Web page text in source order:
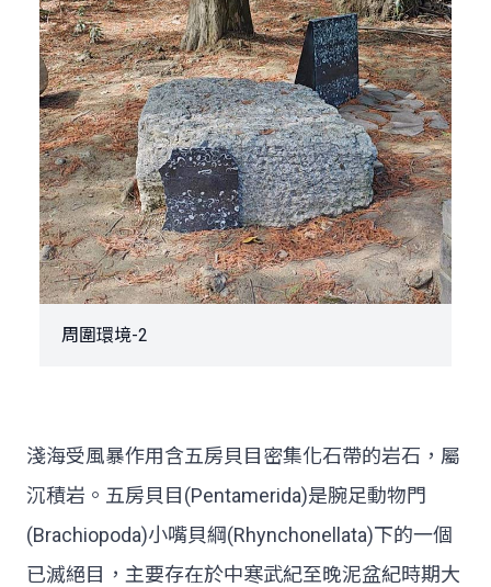
周圍環境-2
淺海受風暴作用含五房貝目密集化石帶的岩石，屬
沉積岩。五房貝目(Pentamerida)是腕足動物門
(Brachiopoda)小嘴貝綱(Rhynchonellata)下的一個
已滅絕目，主要存在於中寒武紀至晚泥盆紀時期大